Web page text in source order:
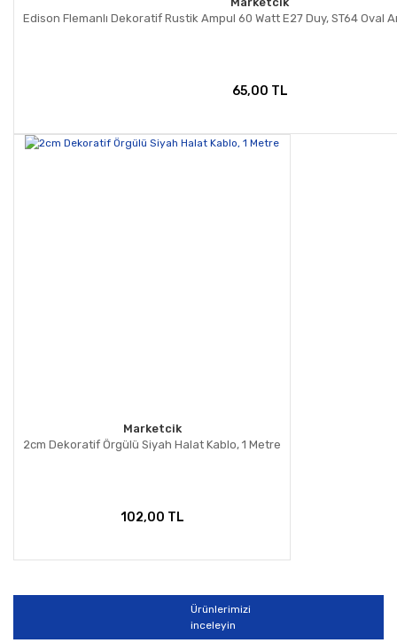
Edison Flemanlı Dekoratif Rustik Ampul 60 Watt E27 Duy, ST64 Oval
65,00 TL
Marketcik
2cm Dekoratif Örgülü Siyah Halat Kablo, 1 Metre
102,00 TL
Ürünlerimizi
inceleyin